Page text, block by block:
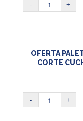
OFERTA
CORTE